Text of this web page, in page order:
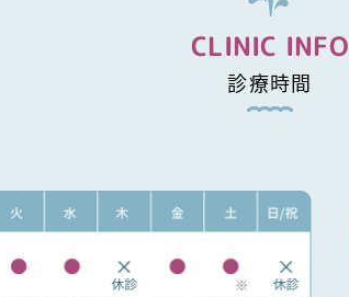
CLINIC INFO
診療時間